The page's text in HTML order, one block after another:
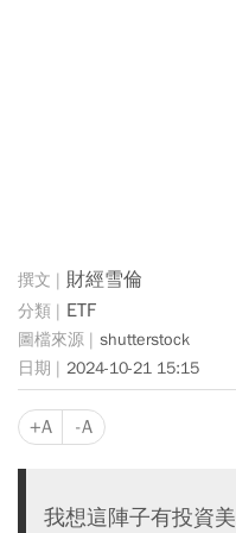
財經雪倫
ETF
shutterstock
2024-10-21 15:15
+A -A
我想這陣子有投資